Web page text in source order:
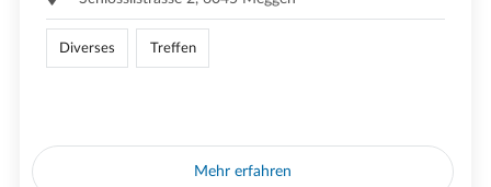
Diverses Treffen
Mehr erfahren